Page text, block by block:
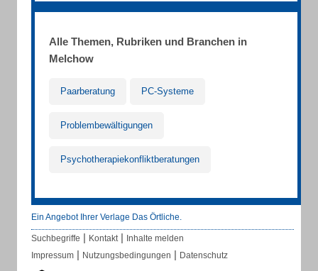
Alle Themen, Rubriken und Branchen in
Melchow
Paarberatung PC-Systeme
Problembewältigungen
Psychotherapiekonfliktberatungen
Ein Angebot Ihrer Verlage Das Örtliche.
Suchbegriffe | Kontakt | Inhalte melden
Impressum | Nutzungsbedingungen | Datenschutz